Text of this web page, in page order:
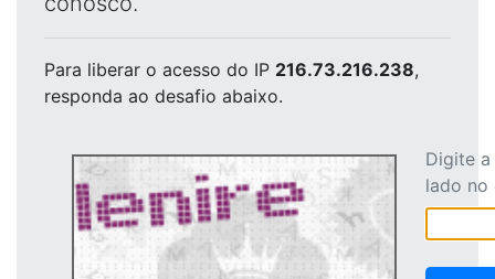
Para liberar o acesso do IP 216.73.216.238,
responda ao desafio abaixo.
Digite
lado no